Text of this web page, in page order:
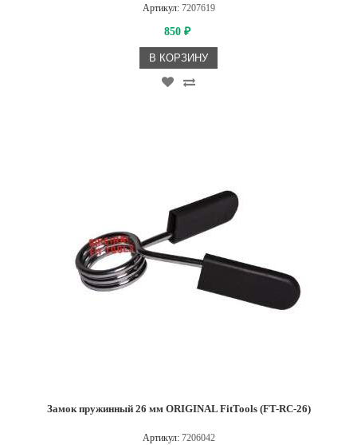
Артикул: 7207619
850 ₽
В КОРЗИНУ
Замок пружинный 26 мм ORIGINAL FitTools (FT-RC-26)
Артикул: 7206042